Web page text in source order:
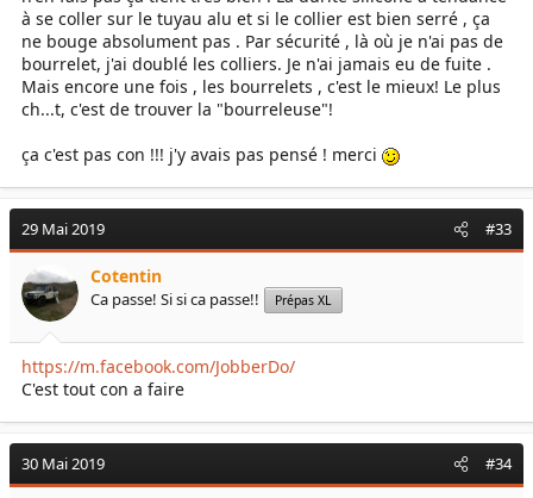
à se coller sur le tuyau alu et si le collier est bien serré , ça
ne bouge absolument pas . Par sécurité , là où je n'ai pas de
bourrelet, j'ai doublé les colliers. Je n'ai jamais eu de fuite .
Mais encore une fois , les bourrelets , c'est le mieux! Le plus
ch...t, c'est de trouver la "bourreleuse"!
ça c'est pas con !!! j'y avais pas pensé ! merci
29 Mai 2019 #33
Cotentin
Ca passe! Si si ca passe!! Prépas XL
https://m.facebook.com/JobberDo/
C'est tout con a faire
30 Mai 2019 #34